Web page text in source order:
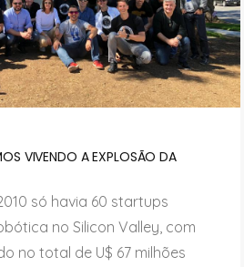
VIVENDO A EXPLOSÃO DA
só havia 60 startups
no Silicon Valley, com
no total de U$ 67 milhões